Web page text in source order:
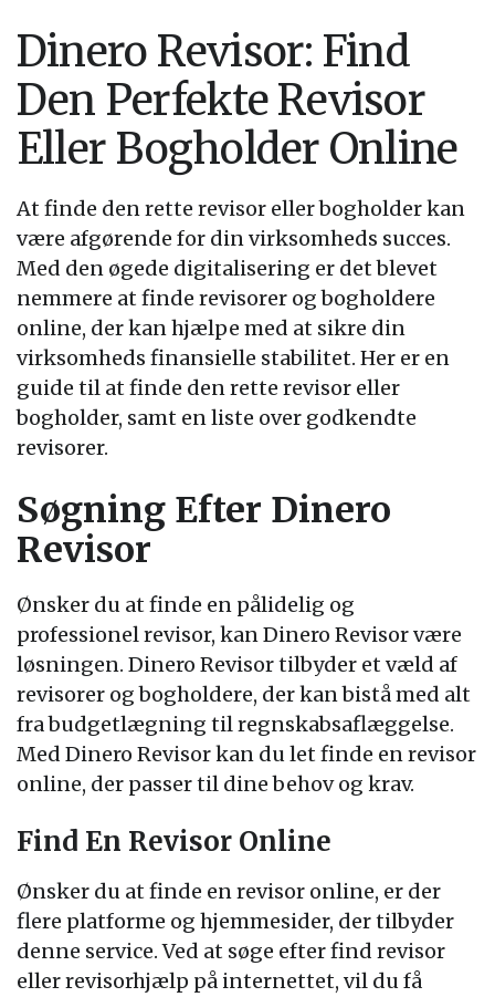
Dinero Revisor: Find
Den Perfekte Revisor
Eller Bogholder Online
At finde den rette revisor eller bogholder kan
være afgørende for din virksomheds succes.
Med den øgede digitalisering er det blevet
nemmere at finde revisorer og bogholdere
online, der kan hjælpe med at sikre din
virksomheds finansielle stabilitet. Her er en
guide til at finde den rette revisor eller
bogholder, samt en liste over godkendte
revisorer.
Søgning Efter Dinero
Revisor
Ønsker du at finde en pålidelig og
professionel revisor, kan Dinero Revisor være
løsningen. Dinero Revisor tilbyder et væld af
revisorer og bogholdere, der kan bistå med alt
fra budgetlægning til regnskabsaflæggelse.
Med Dinero Revisor kan du let finde en revisor
online, der passer til dine behov og krav.
Find En Revisor Online
Ønsker du at finde en revisor online, er der
flere platforme og hjemmesider, der tilbyder
denne service. Ved at søge efter find revisor
eller revisorhjælp på internettet, vil du få